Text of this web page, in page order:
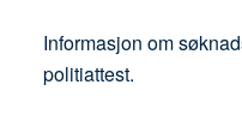
Informasjon om
politiattest.